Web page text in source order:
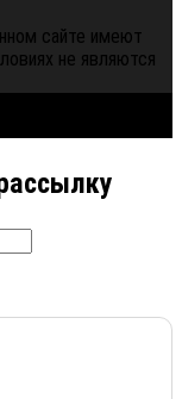
сайте имеют
не являются